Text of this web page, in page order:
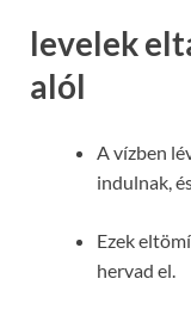
levelek
alól
A vízben
indulnak,
Ezek
hervad el.